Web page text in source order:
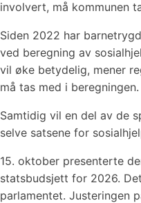
involvert, må kommunen
Siden 2022 har
ved beregning av
vil øke betydelig, mener
må tas med i beregningen.
Samtidig vil en del av de
selve satsene for
15. oktober presenterte
statsbudsjett for 2026.
parlamentet. Justeringen